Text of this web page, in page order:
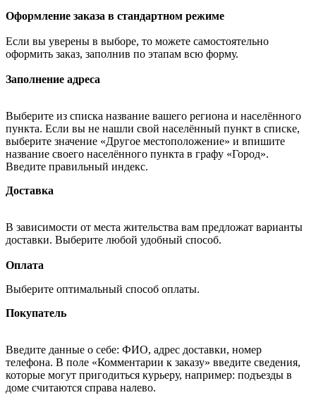
Оформление заказа в стандартном режиме
Если вы уверены в выборе, то можете самостоятельно
оформить заказ, заполнив по этапам всю форму.
Заполнение адреса
Выберите из списка название вашего региона и населённого
пункта. Если вы не нашли свой населённый пункт в списке,
выберите значение «Другое местоположение» и впишите
название своего населённого пункта в графу «Город».
Введите правильный индекс.
Доставка
В зависимости от места жительства вам предложат варианты
доставки. Выберите любой удобный способ.
Оплата
Выберите оптимальный способ оплаты.
Покупатель
Введите данные о себе: ФИО, адрес доставки, номер
телефона. В поле «Комментарии к заказу» введите сведения,
которые могут пригодиться курьеру, например: подъезды в
доме считаются справа налево.